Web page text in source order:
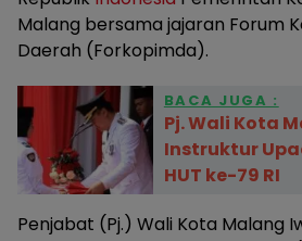
Malang bersama jajaran Forum
Daerah (Forkopimda).
BACA JUGA :
Pj. Wali Kota
Instruktur
HUT ke-79 RI
Penjabat (Pj.) Wali Kota Malang